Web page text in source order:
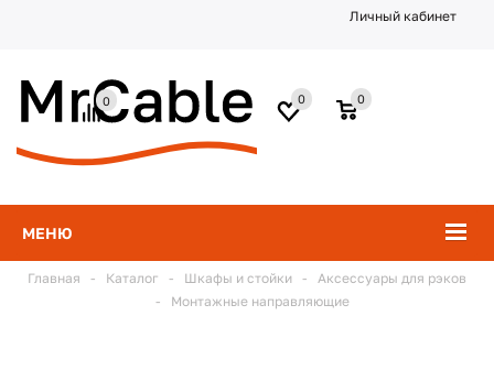
Личный кабинет
МЕНЮ
0
0
0
Главная - Каталог - Шкафы и стойки -
Аксессуары для рэков
-
Монтажные направляющие